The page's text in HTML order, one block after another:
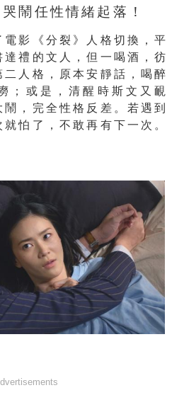
鬧任性情緒起落！
影《分裂》人格切換，平
禮的文人，但一喝酒，彷
人格，原本安靜話，喝醉
；或是，清醒時斯文又靦
，完全性格反差。若遇到
怕了，不敢再有下一次。